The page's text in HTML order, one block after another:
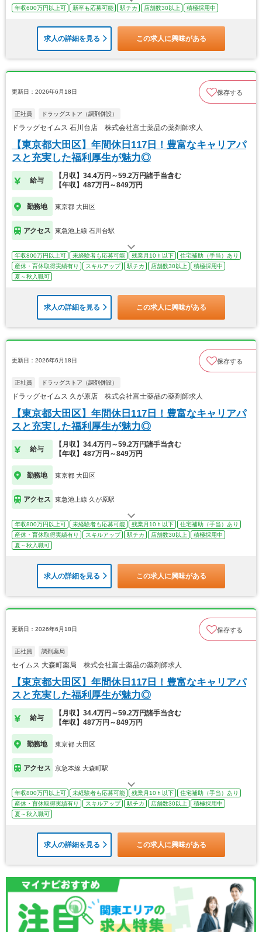
年収600万円以上可 新卒も応募可能 駅チカ 店舗数30以上 積極採用中
求人の詳細を見る この求人に興味がある
更新日：2026年6月18日 保存する
正社員 ドラッグストア（調剤併設）
ドラッグセイムス 石川台店 株式会社富士薬品の薬剤師求人
【東京都大田区】年間休日117日！豊富なキャリアパ
スと充実した福利厚生が魅力◎
給与
【月収】34.4万円～59.2万円諸手当含む
【年収】487万円～849万円
勤務地 東京都 大田区
アクセス 東急池上線 石川台駅
年収800万円以上可 未経験者も応募可能 残業月10ｈ以下
住宅補助（手当）あり
産休・育休取得実績有り
スキルアップ 駅チカ 店舗数30以上
積極採用中
夏～秋入職可
求人の詳細を見る この求人に興味がある
更新日：2026年6月18日 保存する
正社員 ドラッグストア（調剤併設）
ドラッグセイムス 久が原店 株式会社富士薬品の薬剤師求人
【東京都大田区】年間休日117日！豊富なキャリアパ
スと充実した福利厚生が魅力◎
給与
【月収】34.4万円～59.2万円諸手当含む
【年収】487万円～849万円
勤務地 東京都 大田区
アクセス 東急池上線 久が原駅
年収800万円以上可 未経験者も応募可能 残業月10ｈ以下
住宅補助（手当）あり
産休・育休取得実績有り
スキルアップ 駅チカ 店舗数30以上
積極採用中
夏～秋入職可
求人の詳細を見る この求人に興味がある
更新日：2026年6月18日 保存する
正社員 調剤薬局
セイムス 大森町薬局 株式会社富士薬品の薬剤師求人
【東京都大田区】年間休日117日！豊富なキャリアパ
スと充実した福利厚生が魅力◎
給与
【月収】34.4万円～59.2万円諸手当含む
【年収】487万円～849万円
勤務地 東京都 大田区
アクセス 京急本線 大森町駅
年収800万円以上可 未経験者も応募可能 残業月10ｈ以下
住宅補助（手当）あり
産休・育休取得実績有り
スキルアップ 駅チカ 店舗数30以上
積極採用中
夏～秋入職可
求人の詳細を見る この求人に興味がある